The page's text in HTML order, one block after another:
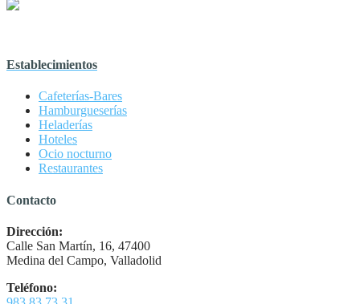
Establecimientos
Cafeterías-Bares
Hamburgueserías
Heladerías
Hoteles
Ocio nocturno
Restaurantes
Contacto
Dirección:
Calle San Martín, 16, 47400
Medina del Campo, Valladolid
Teléfono: